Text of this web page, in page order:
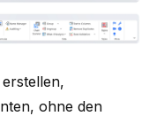
ohne den